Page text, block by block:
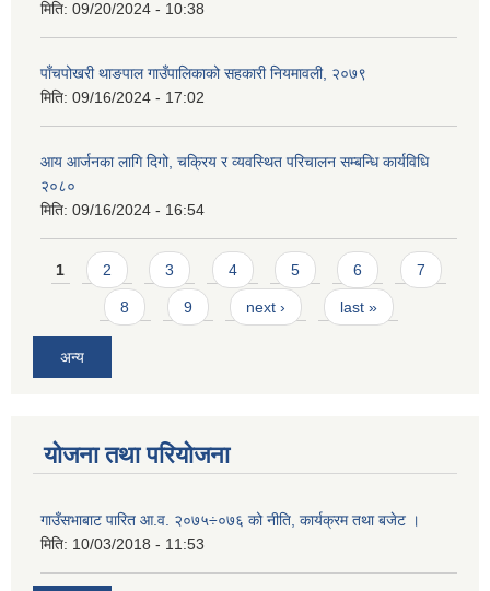
मिति: 09/20/2024 - 10:38
पाँचपोखरी थाङपाल गाउँपालिकाको सहकारी नियमावली, २०७९
मिति: 09/16/2024 - 17:02
आय आर्जनका लागि दिगो, चक्रिय र व्यवस्थित परिचालन सम्बन्धि कार्यविधि
२०८०
मिति: 09/16/2024 - 16:54
Pages
1 2 3 4 5 6 7
8 9 next › last »
अन्य
योजना तथा परियोजना
गाउँसभाबाट पारित आ.व. २०७५÷०७६ को नीति, कार्यक्रम तथा बजेट ।
मिति: 10/03/2018 - 11:53